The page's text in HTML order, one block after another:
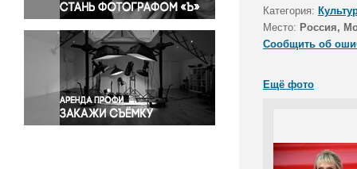
Религия
Светская жизнь
Спорт
Экология
Экономика и бизнес
Категория:
Место: Россия,
Сообщить об
Ещё фото